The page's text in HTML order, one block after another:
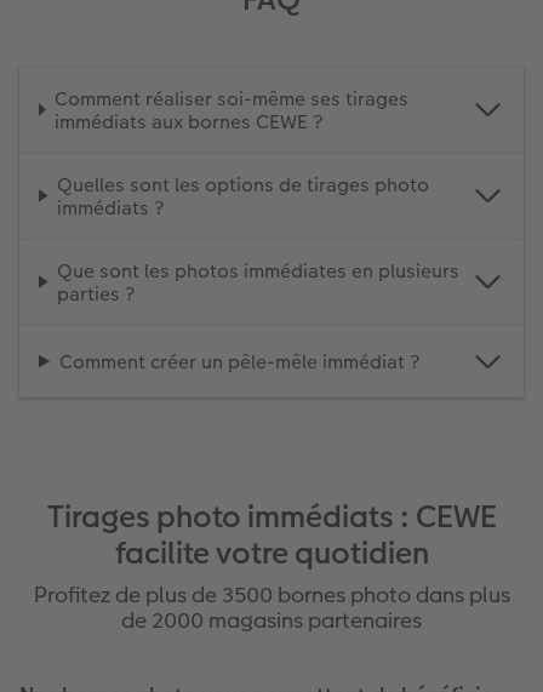
Comment réaliser soi-même ses tirages
immédiats aux bornes CEWE ?
Quelles sont les options de tirages photo
immédiats ?
Que sont les photos immédiates en plusieurs
parties ?
Comment créer un pêle-mêle immédiat ?
Tirages photo immédiats : CEWE
facilite votre quotidien
Profitez de plus de 3500 bornes photo dans plus
de 2000 magasins partenaires